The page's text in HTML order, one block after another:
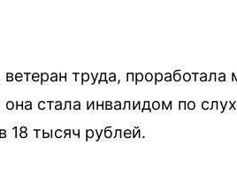
труда,
стала инвалидом по
18 тысяч рублей.